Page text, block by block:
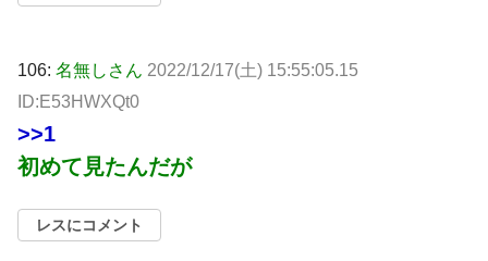
106: 名無しさん 2022/12/17(土) 15:55:05.15
ID:E53HWXQt0
>>1
初めて見たんだが
レスにコメント